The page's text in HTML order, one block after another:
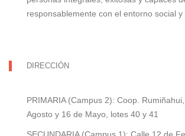
responsablemente con el entorno social y
DIRECCIÓN
PRIMARIA (Campus 2): Coop.
Agosto y 16 de Mayo, lotes 40 y 41